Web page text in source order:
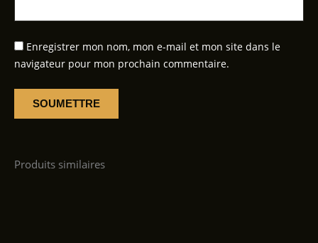
Enregistrer mon nom, mon e-mail et mon site dans le
navigateur pour mon prochain commentaire.
Produits similaires